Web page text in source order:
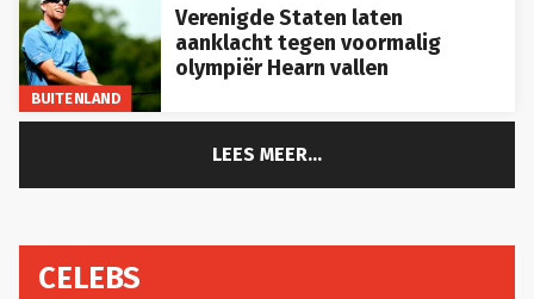
BUITENLAND
Verenigde Staten laten
aanklacht tegen voormalig
olympiër Hearn vallen
LEES MEER...
CELEBS